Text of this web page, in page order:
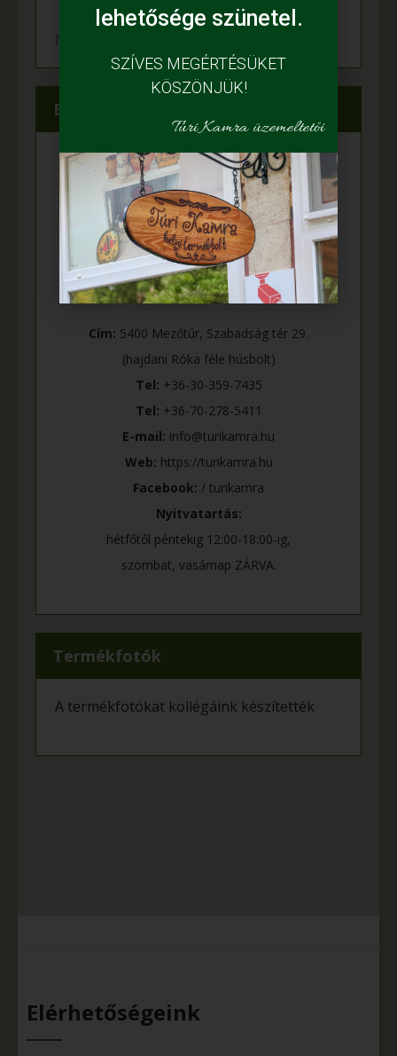
Napelem került az Adamcsik tanyára
Elérhetőségeink
Cím: 5400 Mezőtúr, Szabadság tér 29.
(hajdani Róka féle húsbolt)
Tel: +36-30-359-7435
Tel: +36-70-278-5411
E-mail: info@turikamra.hu
Web: https://turikamra.hu
Facebook: / turikamra
Nyitvatartás:
hétfőtől péntekig 12:00-18:00-ig,
szombat, vasárnap ZÁRVA.
Termékfotók
A termékfotókat kollégáink készítették
Elérhetőségeink
lehetősége szünetel.
SZÍVES MEGÉRTÉSÜKET
KÖSZÖNJÜK!
Túri Kamra üzemeltetői